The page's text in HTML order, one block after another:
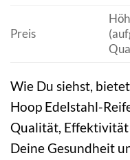
Preis
Wie Du siehst,
Hoop Edelstahl-
Qualität,
Deine Gesundheit